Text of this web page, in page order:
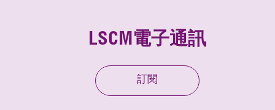
LSCM電子通訊
訂閱